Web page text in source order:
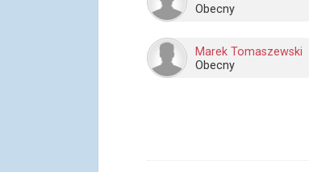
Obecny
Marek Tomaszewski
Obecny